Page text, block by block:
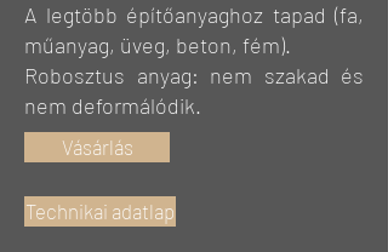
A legtöbb építőanyaghoz tapad (fa,
műanyag, üveg, beton, fém).
Robosztus anyag: nem szakad és
nem deformálódik.
Vásárlás
Technikai adatlap